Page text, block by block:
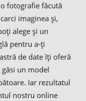
fotografie făcută
imaginea și,
alege și un
pentru a-ți
de date îți oferă
un model
Iar rezultatul
nostru online